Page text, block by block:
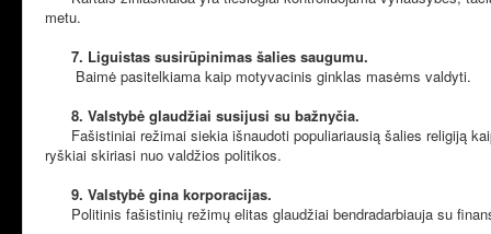
metu.
7. Liguistas susirūpinimas šalies saugumu.
Baimė pasitelkiama kaip motyvacinis ginklas masėms valdyti.
8. Valstybė glaudžiai susijusi su bažnyčia.
Fašistiniai režimai siekia išnaudoti populiariausią šalies religiją
ryškiai skiriasi nuo valdžios politikos.
9. Valstybė gina korporacijas.
Politinis fašistinių režimų elitas glaudžiai bendradarbiauja su